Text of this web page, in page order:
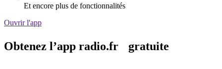
Et encore plus de fonctionnalités
Ouvrir l'app
Obtenez l’app radio.fr gratuite